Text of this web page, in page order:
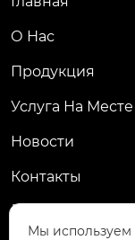
О Нас
Продукция
Услуга На Месте
Новости
Контакты
КОНТАКТЫ
Мы используем